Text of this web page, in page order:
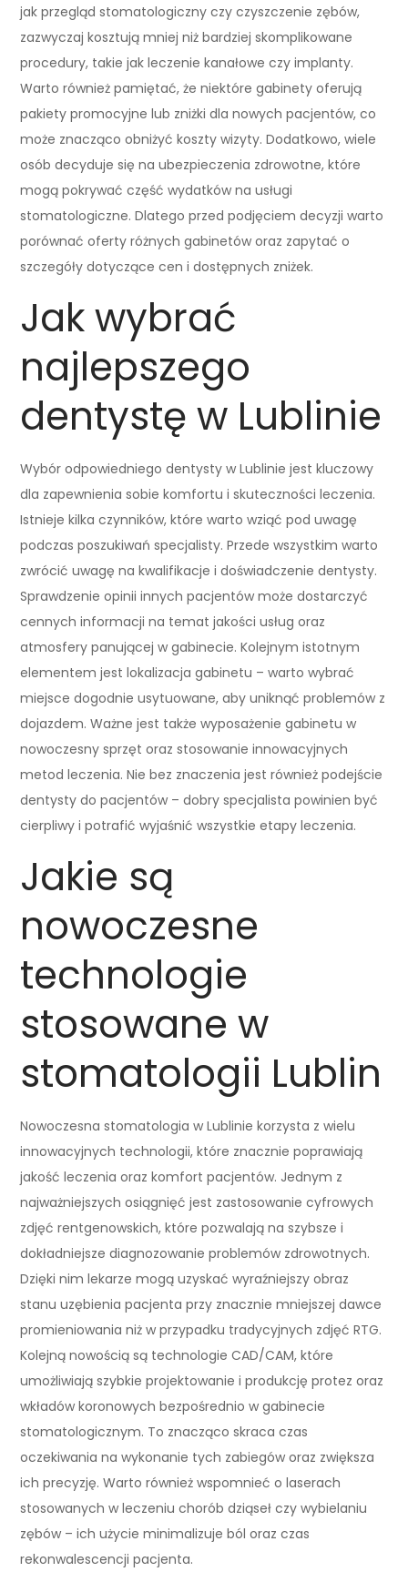
jak przegląd stomatologiczny czy czyszczenie zębów,
zazwyczaj kosztują mniej niż bardziej skomplikowane
procedury, takie jak leczenie kanałowe czy implanty.
Warto również pamiętać, że niektóre gabinety oferują
pakiety promocyjne lub zniżki dla nowych pacjentów, co
może znacząco obniżyć koszty wizyty. Dodatkowo, wiele
osób decyduje się na ubezpieczenia zdrowotne, które
mogą pokrywać część wydatków na usługi
stomatologiczne. Dlatego przed podjęciem decyzji warto
porównać oferty różnych gabinetów oraz zapytać o
szczegóły dotyczące cen i dostępnych zniżek.
Jak wybrać
najlepszego
dentystę w Lublinie
Wybór odpowiedniego dentysty w Lublinie jest kluczowy
dla zapewnienia sobie komfortu i skuteczności leczenia.
Istnieje kilka czynników, które warto wziąć pod uwagę
podczas poszukiwań specjalisty. Przede wszystkim warto
zwrócić uwagę na kwalifikacje i doświadczenie dentysty.
Sprawdzenie opinii innych pacjentów może dostarczyć
cennych informacji na temat jakości usług oraz
atmosfery panującej w gabinecie. Kolejnym istotnym
elementem jest lokalizacja gabinetu – warto wybrać
miejsce dogodnie usytuowane, aby uniknąć problemów z
dojazdem. Ważne jest także wyposażenie gabinetu w
nowoczesny sprzęt oraz stosowanie innowacyjnych
metod leczenia. Nie bez znaczenia jest również podejście
dentysty do pacjentów – dobry specjalista powinien być
cierpliwy i potrafić wyjaśnić wszystkie etapy leczenia.
Jakie są
nowoczesne
technologie
stosowane w
stomatologii Lublin
Nowoczesna stomatologia w Lublinie korzysta z wielu
innowacyjnych technologii, które znacznie poprawiają
jakość leczenia oraz komfort pacjentów. Jednym z
najważniejszych osiągnięć jest zastosowanie cyfrowych
zdjęć rentgenowskich, które pozwalają na szybsze i
dokładniejsze diagnozowanie problemów zdrowotnych.
Dzięki nim lekarze mogą uzyskać wyraźniejszy obraz
stanu uzębienia pacjenta przy znacznie mniejszej dawce
promieniowania niż w przypadku tradycyjnych zdjęć RTG.
Kolejną nowością są technologie CAD/CAM, które
umożliwiają szybkie projektowanie i produkcję protez oraz
wkładów koronowych bezpośrednio w gabinecie
stomatologicznym. To znacząco skraca czas
oczekiwania na wykonanie tych zabiegów oraz zwiększa
ich precyzję. Warto również wspomnieć o laserach
stosowanych w leczeniu chorób dziąseł czy wybielaniu
zębów – ich użycie minimalizuje ból oraz czas
rekonwalescencji pacjenta.